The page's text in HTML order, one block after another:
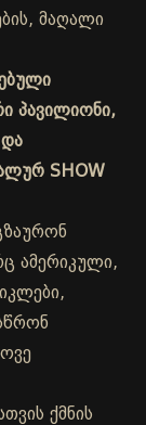
მაღალი
პავილიონი,
SHOW
ამერიკული,
ქმნის